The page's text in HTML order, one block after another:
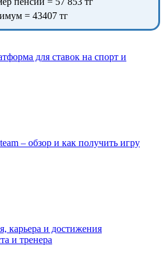
= 43407 тг
для ставок на спорт и
– обзор и как получить игру
карьера и достижения
и тренера